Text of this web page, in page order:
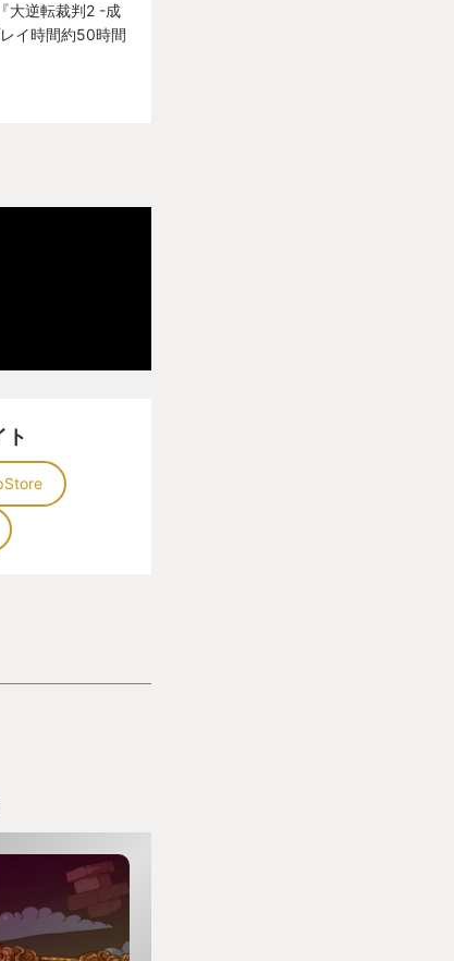
を切っていき
ので、フォロ
かもしれませ
大逆転裁判2 -成
イ時間約50時間
ト